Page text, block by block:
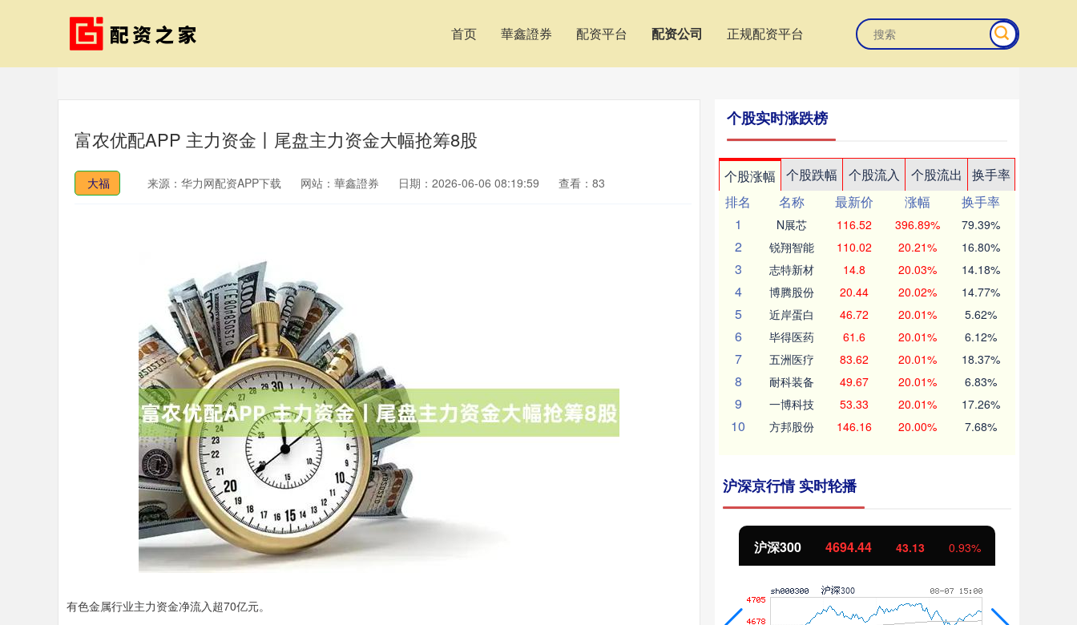
首页 華鑫證券 配资平台 配资公司 正规配资平台
富农优配APP 主力资金丨尾盘主力资金大幅抢筹8股
大福 来源：华力网配资APP下载 网站：華鑫證券 日期：2026-06-06 08:19:59 查看：83
有色金属行业主力资金净流入超70亿元。
个股实时涨跌榜
个股涨幅 个股跌幅 个股流入 个股流出
换手率
排名
名称 最新价 涨幅
换手率
1
N展芯 116.52 396.89% 79.39%
2 锐翔智能 110.02 20.21% 16.80%
3 志特新材 14.8 20.03% 14.18%
4 博腾股份 20.44 20.02% 14.77%
5 近岸蛋白 46.72 20.01% 5.62%
6 毕得医药 61.6 20.01% 6.12%
7 五洲医疗 83.62 20.01% 18.37%
8 耐科装备 49.67 20.01% 6.83%
9 一博科技 53.33 20.01% 17.26%
10 方邦股份 146.16 20.00% 7.68%
沪深京行情 实时轮播
上证指数 3940.04 39.68 1.02% 沪深300 4694.44 43.13 0.93%